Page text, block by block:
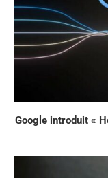
Google introduit «